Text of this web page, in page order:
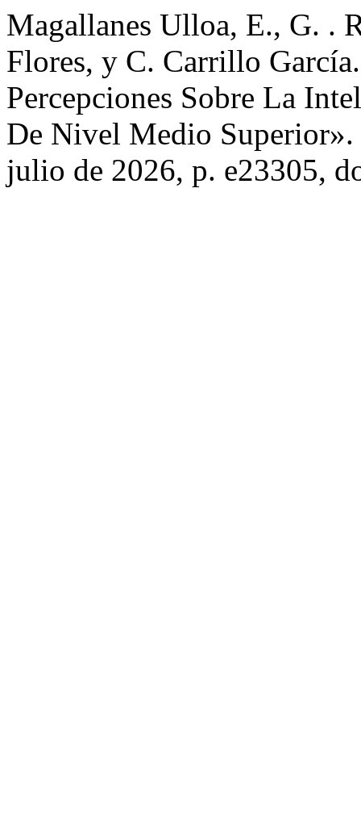
Magallanes Ulloa, E., G. .
Flores, y C. Carrillo
Percepciones Sobre La
De Nivel Medio Superior».
julio de 2026, p. e23305,